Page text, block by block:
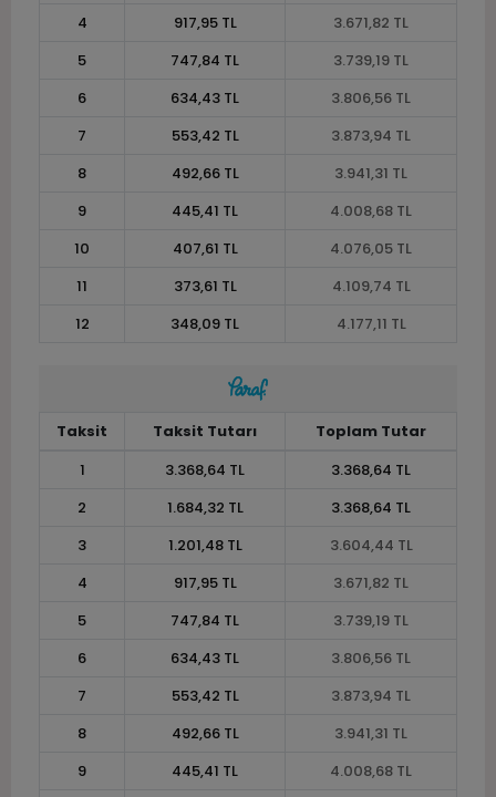
4
917,95 TL
3.671,82 TL
5
747,84 TL
3.739,19 TL
6
634,43 TL
3.806,56 TL
7
553,42 TL
3.873,94 TL
8
492,66 TL
3.941,31 TL
9
445,41 TL
4.008,68 TL
10
407,61 TL
4.076,05 TL
11
373,61 TL
4.109,74 TL
12
348,09 TL 4.177,11 TL
Taksit Taksit Tutarı
Toplam Tutar
1
3.368,64 TL
3.368,64 TL
2
1.684,32 TL
3.368,64 TL
3
1.201,48 TL
3.604,44 TL
4
917,95 TL
3.671,82 TL
5
747,84 TL
3.739,19 TL
6
634,43 TL
3.806,56 TL
7
553,42 TL
3.873,94 TL
8
492,66 TL
3.941,31 TL
9
445,41 TL
4.008,68 TL